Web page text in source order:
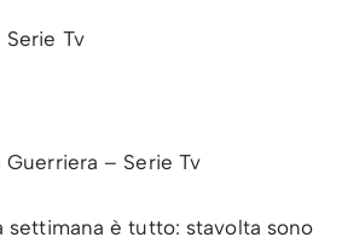
Serie Tv
– Serie Tv
settimana è tutto: stavolta sono